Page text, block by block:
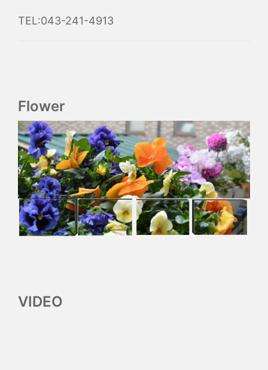
TEL:043-241-4913
Flower
VIDEO